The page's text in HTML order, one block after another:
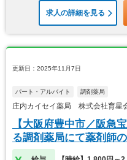
求人の詳細を見る
更新日：2025年11月7日
パート・アルバイト 調剤薬局
庄内カイセイ薬局 株式会社育星
【大阪府豊中市／阪
る調剤薬局にて薬剤師